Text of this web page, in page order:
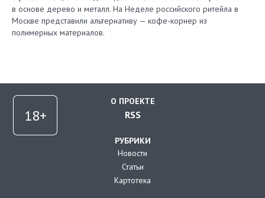
в основе дерево и металл. На Неделе российского ритейла в
Москве представили альтернативу — кофе-корнер из
полимерных материалов.
О ПРОЕКТЕ
RSS
РУБРИКИ
Новости
Статьи
Картотека